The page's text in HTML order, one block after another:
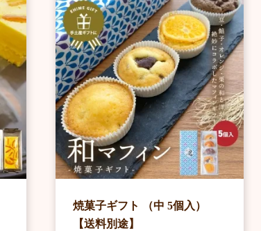
焼菓子ギフト （中 5個入）
【送料別途】